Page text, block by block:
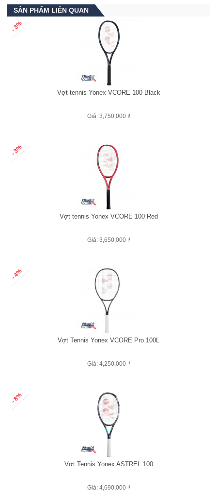
SẢN PHẨM LIÊN QUAN
- 3%
Vợt tennis Yonex VCORE 100 Black
Giá: 3,750,000 ₫
- 3%
Vợt tennis Yonex VCORE 100 Red
Giá: 3,650,000 ₫
- 4%
Vợt Tennis Yonex VCORE Pro 100L
Giá: 4,250,000 ₫
- 8%
Vợt Tennis Yonex ASTREL 100
Giá: 4,690,000 ₫